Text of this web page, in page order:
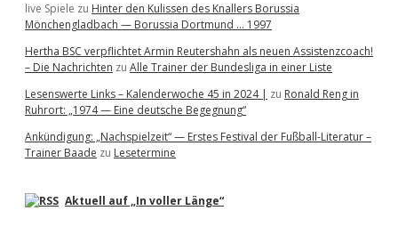
live Spiele zu Hinter den Kulissen des Knallers Borussia
Mönchengladbach — Borussia Dortmund … 1997
Hertha BSC verpflichtet Armin Reutershahn als neuen Assistenzcoach!
– Die Nachrichten zu Alle Trainer der Bundesliga in einer Liste
Lesenswerte Links – Kalenderwoche 45 in 2024 | zu Ronald Reng in
Ruhrort: „1974 — Eine deutsche Begegnung“
Ankündigung: „Nachspielzeit“ — Erstes Festival der Fußball-Literatur –
Trainer Baade zu Lesetermine
Aktuell auf „In voller Länge“